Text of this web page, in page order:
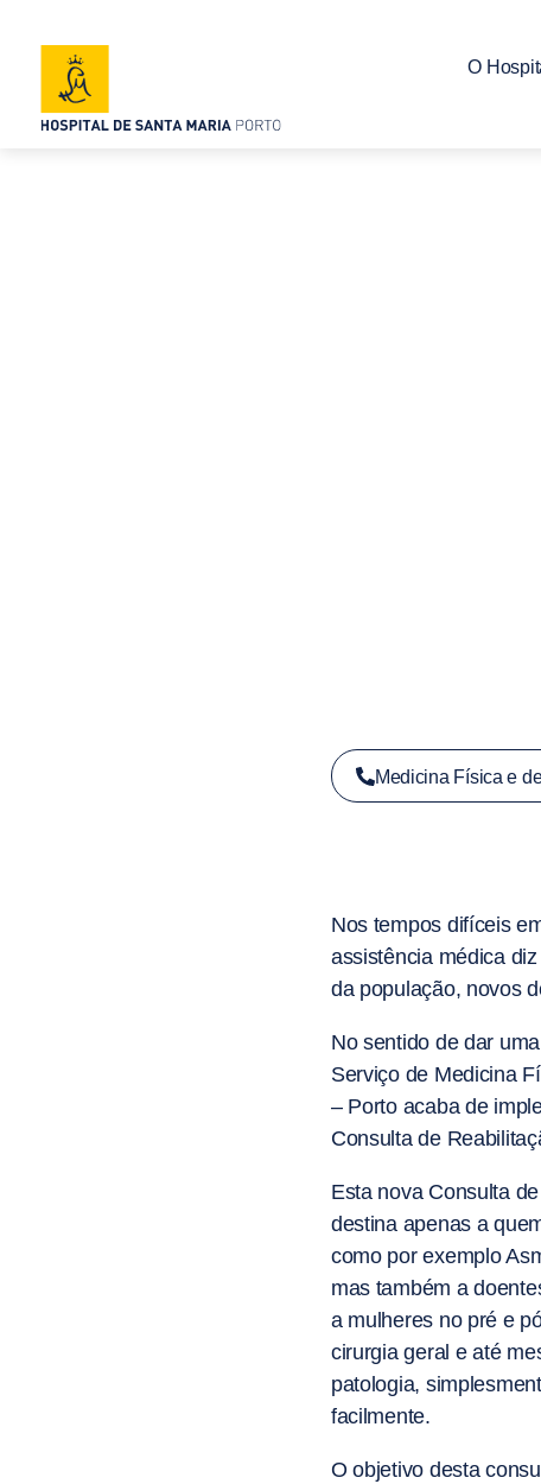
O
Medicina Física e
Nos tempos difíceis
assistência médica
da população, novos
No sentido de dar
Serviço de Medicina
– Porto acaba de
Consulta de
Esta nova Consulta
destina apenas a
como por exemplo
mas também a
a mulheres no pré e
cirurgia geral e até
patologia,
facilmente.
O objetivo desta